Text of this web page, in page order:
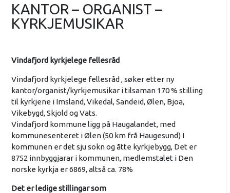
KANTOR – ORGANIST –
KYRKJEMUSIKAR
Vindafjord kyrkjelege fellesråd
Vindafjord kyrkjelege fellesråd , søker etter ny
kantor/organist/kyrkjemusikar i tilsaman 170 % stilling
til kyrkjene i Imsland, Vikedal, Sandeid, Ølen, Bjoa,
Vikebygd, Skjold og Vats.
Vindafjord kommune ligg på Haugalandet, med
kommunesenteret i Ølen (50 km frå Haugesund) I
kommunen er det sju sokn og åtte kyrkjebygg, Det er
8752 innbyggjarar i kommunen, medlemstalet i Den
norske kyrkja er 6869, altså ca. 78%
Det er ledige stillingar som